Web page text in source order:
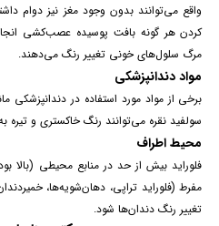
واقع می‌توانند بدون وجود مغز نیز دوام
کردن هر گونه بافت پوسیده عصب‌کشی
مرگ سلول‌های خونی تغییر رنگ می‌دهند.
مواد دندانپزشکی
برخی از مواد مورد استفاده در دندانپزشکی
سولفید نقره می‌توانند رنگ خاکستری و تیره
محیط اطراف
فلوراید بیش از حد در منابع محیطی (بالا
مفرط (فلوراید تراپی، دهان‌شویه‌ها،
تغییر رنگ دندان‌ها شود.